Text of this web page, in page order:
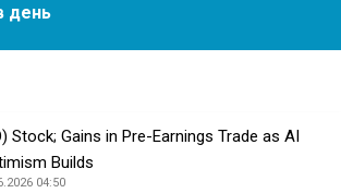
день
Stock; Gains in Pre-Earnings Trade as AI
Builds
04:50